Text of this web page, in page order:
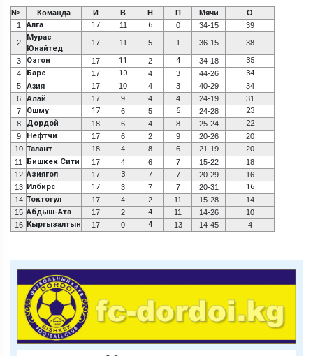
№ Команда И В Н П Мячи
О
1
Алга 17 11 6 0 34-15 39
2
Мурас
Юнайтед
17 11 5 1 36-15 38
3 Озгон 17 11 2 4 34-18 35
4 Барс 17 10 4 3 44-26 34
5 Азия 17 10 4 3 40-29
34
6
Алай 17 9 4 4 24-19
31
7
Ошму 17 6 5 6 24-28 23
8 Дордой 18 6 4 8 25-24 22
9 Нефтчи 17 6 2 9 20-26
20
10 Талант 18 4 8 6 21-19
20
11
Бишкек Сити 17 4 6 7 15-22
18
12 Азиягол 17 3 7 7 20-29
16
13 Илбирс 17 3 7 7 20-31 16
14 Токтогул 17 4 2 11 15-28
14
15 Абдыш-Ата 17 2 4 11 14-26
10
16 Кыргызалтын 17 0 4 13 14-45 4